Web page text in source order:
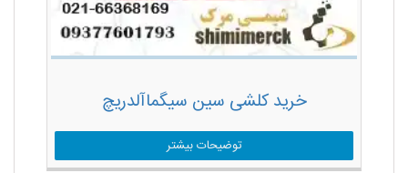
خرید کلشی سین سیگماآلدریچ
توضیحات بیشتر